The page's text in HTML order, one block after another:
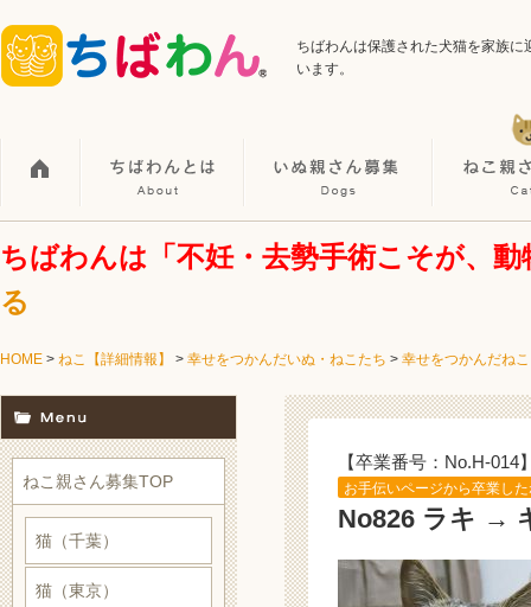
ちばわんは保護された犬猫を家族
います。
ちばわんは「不妊・去勢手術こそが、
る
HOME > ねこ【詳細情報】 > 幸せをつかんだいぬ・ねこたち > 幸せをつかんだねこ
【卒業番号：No.H-014
お手伝いページから卒業し
No826 ラキ →
ねこ親さん募集TOP
猫（千葉）
猫（東京）